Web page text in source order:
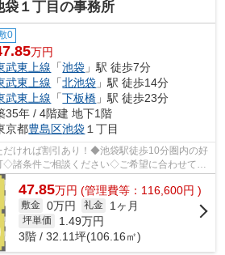
袋１丁目の事務所
0
万円
武東上線 「池袋 」駅 徒歩7分
武東上線 「北池袋 」駅 徒歩14分
武東上線 「下板橋 」駅 徒歩23分
35年 / 4階建 地下1階
京都豊島区池袋 １丁目
ければ割引あり！◆池袋駅徒歩10分圏内の好
諸条件ご相談ください◇ご希望に合わせて物
にお問い合わせ...
47.85万円 (管理費等：116,600円 )
敷金 0万円 礼金 1ヶ月
坪単価 1.49万円
3階 / 32.11坪(106.16㎡)